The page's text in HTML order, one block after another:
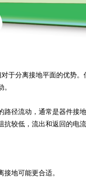
于分离接地平面的优势
路径流动，通常是器件
抗较低，流出和返回的电
地可能更合适。